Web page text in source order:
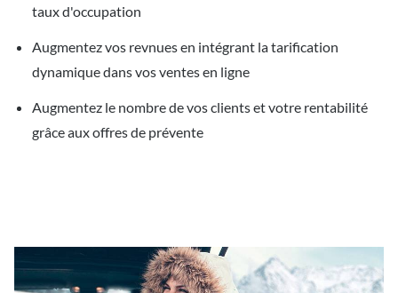
taux d'occupation
Augmentez vos revnues en intégrant la tarification
dynamique dans vos ventes en ligne
Augmentez le nombre de vos clients et votre rentabilité
grâce aux offres de prévente